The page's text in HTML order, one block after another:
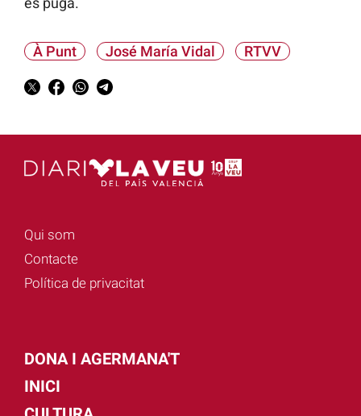
À Punt José María Vidal RTVV
Qui som
Contacte
Política de privacitat
DONA I AGERMANA'T
INICI